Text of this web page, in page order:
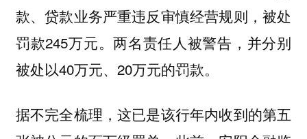
款、贷款业务严重违反审慎经营规则，被处
罚款245万元。两名责任人被警告，并分别
被处以40万元、20万元的罚款。
据不完全梳理，这已是该行年内收到的第五